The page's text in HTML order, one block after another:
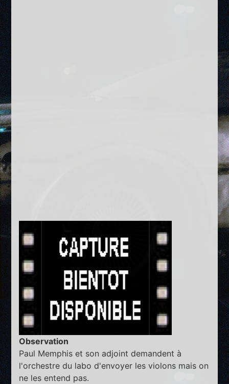
Observation
Paul Memphis et son adjoint demandent à
l'orchestre du labo d'envoyer les violons mais on
ne les entend pas.